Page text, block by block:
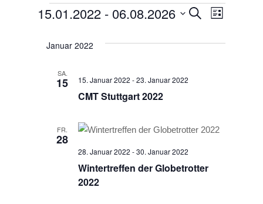
VERANSTALTUNGEN
SUCHE
Suche
Liste
15.01.2022 - 06.08.2026
wählen.
Januar 2022
SA.
15
CMT Stuttgart 2022
15. Januar 2022 -23. Januar 2022
FR.
28
Wintertreffen der Globetrotter
2022
28. Januar 2022 -30. Januar 2022